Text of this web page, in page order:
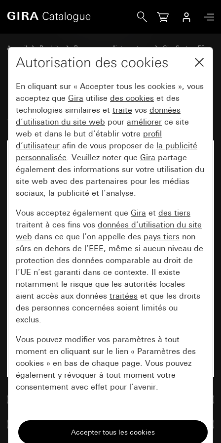
Accueil Produits Programmes d'interrupteurs
Gira System 55
Commuter et pousser
Module rapporté de commande
System 3000 System 55
Autorisation des cookies
En cliquant sur « Accepter tous les cookies », vous
acceptez que Gira utilise des cookies et des
technologies similaires et traite vos données
d’utilisation du site web pour améliorer ce site
web et dans le but d’établir votre profil
d’utilisateur afin de vous proposer de la publicité
personnalisée. Veuillez noter que Gira partage
également des informations sur votre utilisation du
site web avec des partenaires pour les médias
sociaux, la publicité et l’analyse.
Vous acceptez également que Gira et des tiers
traitent à ces fins vos données d’utilisation du site
web dans ce que l’on appelle des pays tiers non
sûrs en dehors de l’EEE, même si aucun niveau de
protection des données comparable au droit de
l’UE n’est garanti dans ce contexte. Il existe
notamment le risque que les autorités locales
aient accès aux données traitées et que les droits
des personnes concernées soient limités ou
exclus.
Vous pouvez modifier vos paramètres à tout
moment en cliquant sur le lien « Paramètres des
cookies » en bas de chaque page. Vous pouvez
également y révoquer à tout moment votre
consentement avec effet pour l’avenir.
Tous les cookies dont nous avons besoin pour